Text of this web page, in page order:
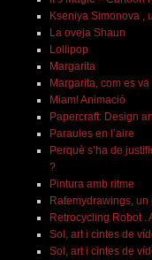
Kseniya Simonova ,
La oveja Shaun
Lollipop
Margarita
Margarita, com es va
Miam! Animació
Papercraft: Design
Paraules en l’aire
Perquè s’ha de
?
Pintura amb ritme
Ratemydrawings,
Retrocycling Robot .
Sol, art i cintes de
Sol, art i cintes de